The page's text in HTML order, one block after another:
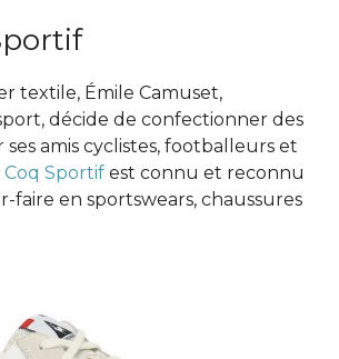
textile, Émile Camuset,
décide de confectionner des
ses amis cyclistes, footballeurs et
Coq Sportif est connu et reconnu
faire en sportswears, chaussures